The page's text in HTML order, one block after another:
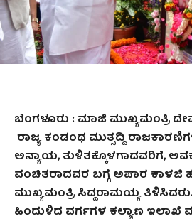
ಬೆಂಗಳೂರು : ಮಾಜಿ ಮುಖ್ಯಮಂತ್ರಿ
ರಾಜ್ಯ ಕಂಡಂಥ ಮುತ್ಸದ್ದಿ
ಅನ್ಯಾಯ, ತುಳಿತಕ್ಕೊಳಗಾದವರಿಗೆ,
ವಂಚಿತರಾದವರ ಬಗ್ಗೆ ಅಪಾರ ಕಾಳಜಿ
ಮುಖ್ಯಮಂತ್ರಿ ಸಿದ್ದರಾಮಯ್ಯ
ಹಿಂದುಳಿದ ವರ್ಗಗಳ ಕಲ್ಯಾಣ